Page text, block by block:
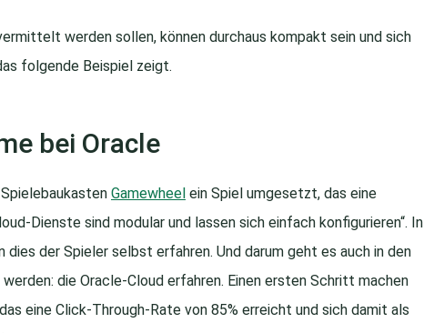
werden sollen, können durchaus kompakt sein und sich
folgende Beispiel zeigt.
bei Oracle
Gamewheel ein Spiel umgesetzt, das eine
Dienste sind modular und lassen sich einfach konfigurieren“. In
der Spieler selbst erfahren. Und darum geht es auch in den
die Oracle-Cloud erfahren. Einen ersten Schritt machen
eine Click-Through-Rate von 85% erreicht und sich damit als